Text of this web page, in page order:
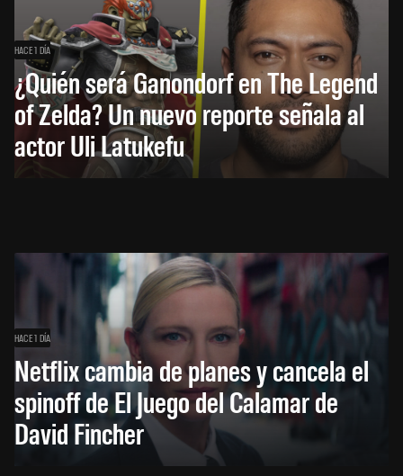
HACE 1 DÍA
¿Quién será Ganondorf en The Legend
of Zelda? Un nuevo reporte señala al
actor Uli Latukefu
HACE 1 DÍA
Netflix cambia de planes y cancela el
spinoff de El Juego del Calamar de
David Fincher